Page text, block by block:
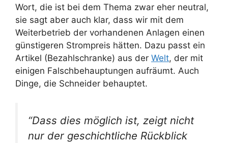
Wort, die ist bei dem Thema zwar eher neutral,
sie sagt aber auch klar, dass wir mit dem
Weiterbetrieb der vorhandenen Anlagen einen
günstigeren Strompreis hätten. Dazu passt ein
Artikel (Bezahlschranke) aus der Welt, der mit
einigen Falschbehauptungen aufräumt. Auch
Dinge, die Schneider behauptet.
“Dass dies möglich ist, zeigt nicht
nur der geschichtliche Rückblick